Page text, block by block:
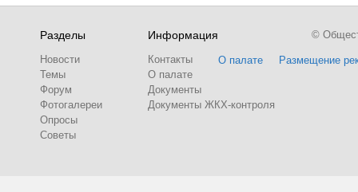
Разделы
Новости
Темы
Форум
Фотогалереи
Опросы
Советы
Информация
Контакты
О палате
Документы
Документы ЖКХ-контроля
О палате Размещение
©